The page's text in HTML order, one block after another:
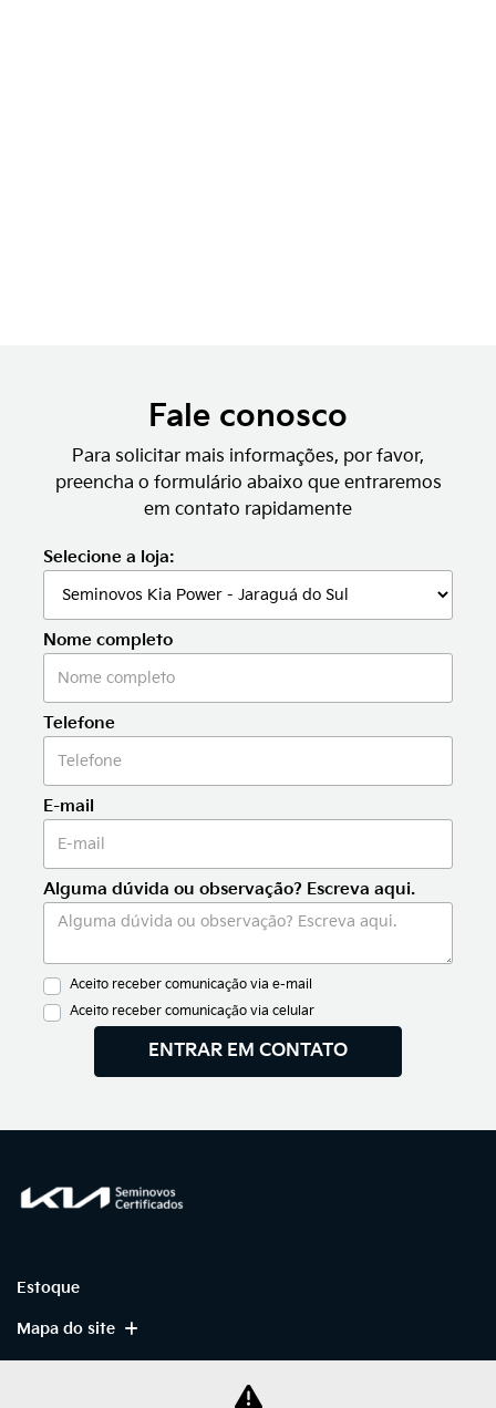
Fale conosco
Para solicitar mais informações, por favor,
preencha o formulário abaixo que entraremos
em contato rapidamente
Selecione a loja:
Nome completo
Telefone
E-mail
Alguma dúvida ou observação? Escreva aqui.
Aceito receber comunicação via e-mail
Aceito receber comunicação via celular
ENTRAR EM CONTATO
Estoque
Mapa do site